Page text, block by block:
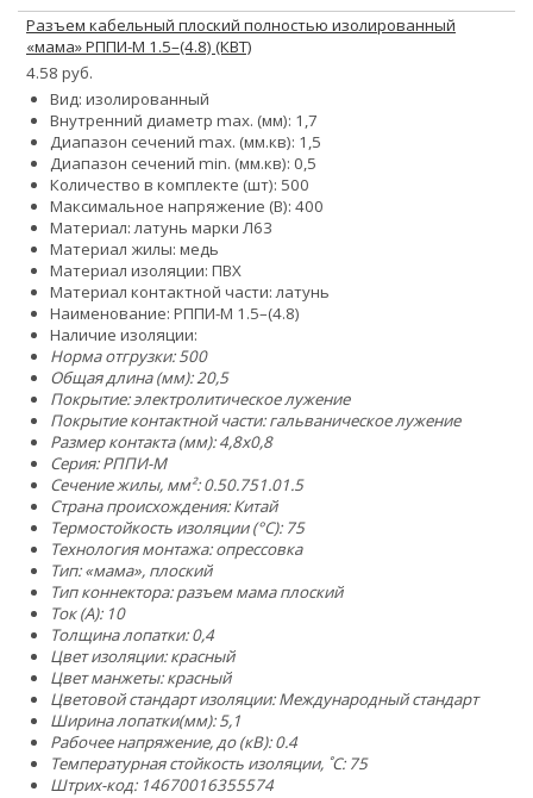
Разъем кабельный плоский полностью изолированный
«мама» РППИ-М 1.5–(4.8) (КВТ)
4.58 руб.
Вид: изолированный
Внутренний диаметр max. (мм): 1,7
Диапазон сечений max. (мм.кв): 1,5
Диапазон сечений min. (мм.кв): 0,5
Количество в комплекте (шт): 500
Максимальное напряжение (В): 400
Материал: латунь марки Л63
Материал жилы: медь
Материал изоляции: ПВХ
Материал контактной части: латунь
Наименование: РППИ-М 1.5–(4.8)
Наличие изоляции:
Норма отгрузки: 500
Общая длина (мм): 20,5
Покрытие: электролитическое лужение
Покрытие контактной части: гальваническое лужение
Размер контакта (мм): 4,8x0,8
Серия: РППИ-М
Сечение жилы, мм²:0.50.751.01.5
Страна происхождения: Китай
Термостойкость изоляции (°C): 75
Технология монтажа: опрессовка
Тип: «мама», плоский
Тип коннектора: разъем мама плоский
Ток (А): 10
Толщина лопатки: 0,4
Цвет изоляции: красный
Цвет манжеты: красный
Цветовой стандарт изоляции: Международный стандарт
Ширина лопатки(мм): 5,1
Рабочее напряжение, до (кВ): 0.4
Температурная стойкость изоляции, ˚С: 75
Штрих-код: 14670016355574